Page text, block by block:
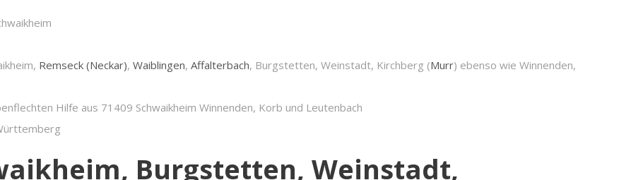
Remseck (Neckar), Waiblingen, Affalterbach, Burgstetten, Weinstadt, Kirchberg (Murr) ebenso wie Winnenden,
Hilfe aus 71409 Schwaikheim Winnenden, Korb und Leutenbach
Burgstetten, Weinstadt,